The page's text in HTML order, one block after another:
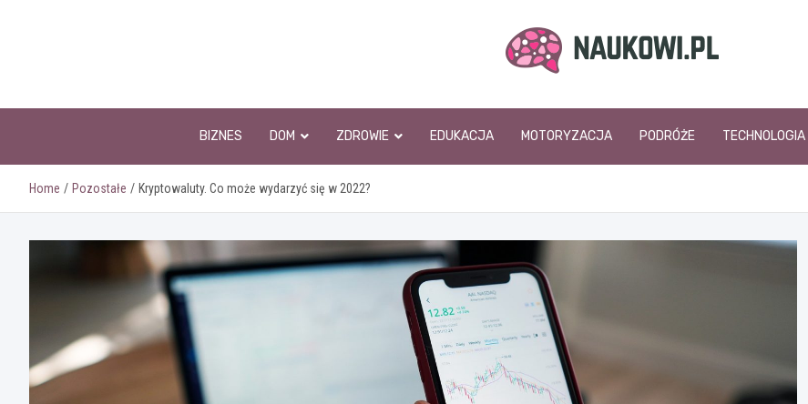
BIZNES DOM ZDROWIE EDUKACJA MOTORYZACJA PODRÓŻE TECHNOLOGIA
Home Pozostałe Kryptowaluty. Co może wydarzyć się w 2022?